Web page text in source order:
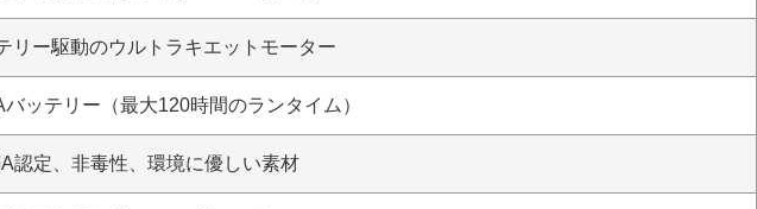
リー駆動のウルトラキエットモーター
バッテリー（最大120時間のランタイム）
認定、非毒性、環境に優しい素材